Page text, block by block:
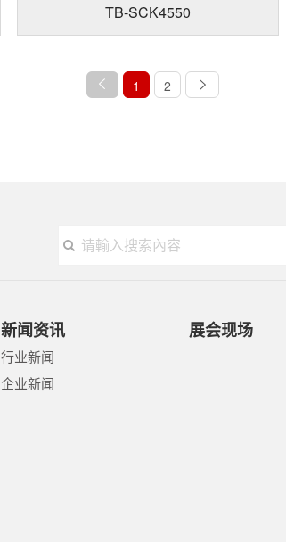
TB-SCK4550
1 2
新闻资讯
行业新闻
企业新闻
展会现场